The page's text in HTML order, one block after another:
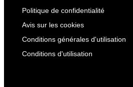
Politique de confidentialité
Avis sur les cookies
Conditions générales d'utilisation
Conditions d'utilisation